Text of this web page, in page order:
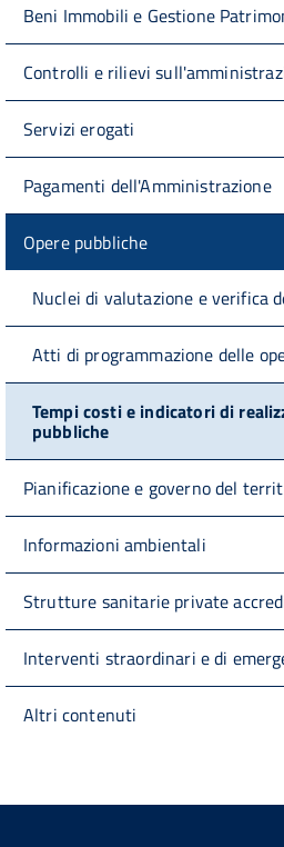
Beni Immobili e Gestione
Controlli e rilievi
Servizi erogati
Pagamenti dell'Amministrazione
Opere pubbliche
Nuclei di valutazione e verifica
Atti di programmazione delle
Tempi costi e indicatori di
pubbliche
Pianificazione e governo del
Informazioni ambientali
Strutture sanitarie private
Interventi straordinari e di
Altri contenuti